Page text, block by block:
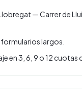
— Carrer de
largos.
en 3, 6, 9 o 12